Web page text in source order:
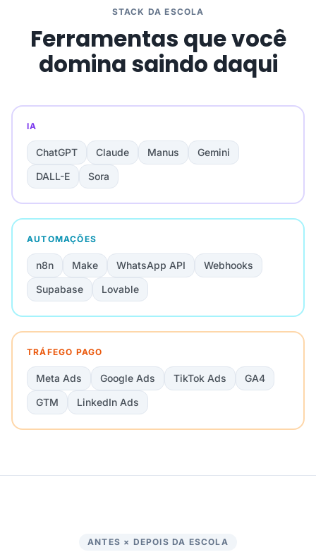
STACK DA ESCOLA
Ferramentas que você
domina saindo daqui
IA
ChatGPT Claude Manus
Gemini
DALL-E
Sora
AUTOMAÇÕES
n8n Make WhatsApp API
Webhooks
Supabase
Lovable
TRÁFEGO PAGO
Meta Ads Google Ads TikTok Ads
GA4
GTM
LinkedIn Ads
ANTES × DEPOIS DA ESCOLA